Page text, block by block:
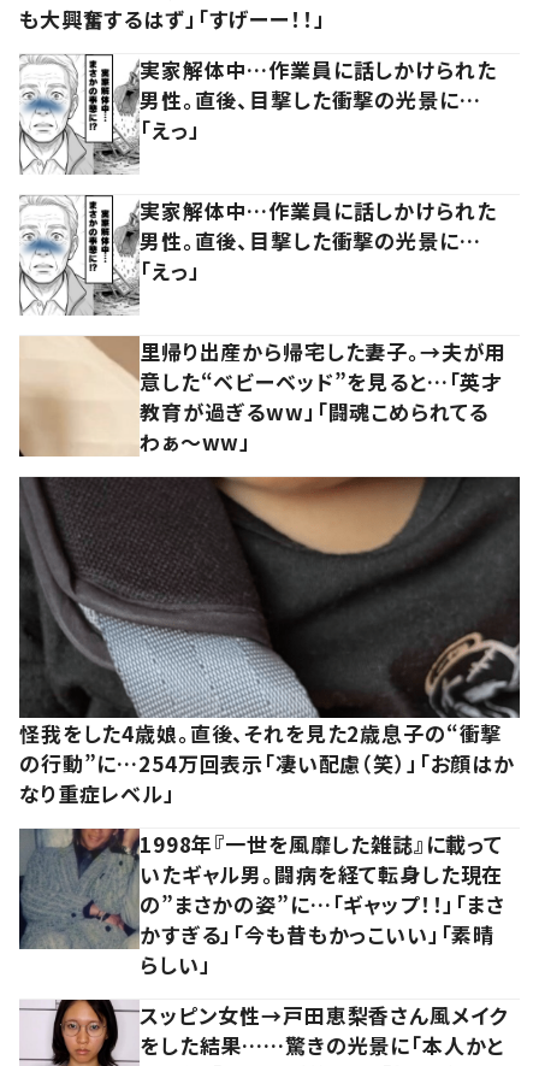
も大興奮するはず」「すげーー！！」
実家解体中…作業員に話しかけられた
男性。直後、目撃した衝撃の光景に…
「えっ」
実家解体中…作業員に話しかけられた
男性。直後、目撃した衝撃の光景に…
「えっ」
里帰り出産から帰宅した妻子。→夫が用
意した“ベビーベッド”を見ると…「英才
教育が過ぎるww」「闘魂こめられてる
わぁ～ww」
怪我をした4歳娘。直後、それを見た2歳息子の“衝撃
の行動”に…254万回表示「凄い配慮（笑）」「お顔はか
なり重症レベル」
1998年『一世を風靡した雑誌』に載って
いたギャル男。闘病を経て転身した現在
の”まさかの姿”に…「ギャップ！！」「まさ
かすぎる」「今も昔もかっこいい」「素晴
らしい」
スッピン女性→戸田恵梨香さん風メイク
をした結果……驚きの光景に「本人かと